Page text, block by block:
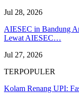
Jul 28, 2026
AIESEC in Bandung
Lewat AIESEC…
Jul 27, 2026
TERPOPULER
Kolam Renang UPI: